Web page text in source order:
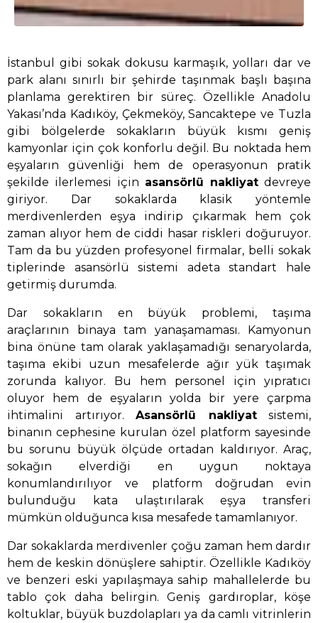
İstanbul gibi sokak dokusu karmaşık, yolları dar ve
park alanı sınırlı bir şehirde taşınmak başlı başına
planlama gerektiren bir süreç. Özellikle Anadolu
Yakası’nda Kadıköy, Çekmeköy, Sancaktepe ve Tuzla
gibi bölgelerde sokakların büyük kısmı geniş
kamyonlar için çok konforlu değil. Bu noktada hem
eşyaların güvenliği hem de operasyonun pratik
şekilde ilerlemesi için asansörlü nakliyat devreye
giriyor. Dar sokaklarda klasik yöntemle
merdivenlerden eşya indirip çıkarmak hem çok
zaman alıyor hem de ciddi hasar riskleri doğuruyor.
Tam da bu yüzden profesyonel firmalar, belli sokak
tiplerinde asansörlü sistemi adeta standart hale
getirmiş durumda.
Dar sokakların en büyük problemi, taşıma
araçlarının binaya tam yanaşamaması. Kamyonun
bina önüne tam olarak yaklaşamadığı senaryolarda,
taşıma ekibi uzun mesafelerde ağır yük taşımak
zorunda kalıyor. Bu hem personel için yıpratıcı
oluyor hem de eşyaların yolda bir yere çarpma
ihtimalini artırıyor. Asansörlü nakliyatsistemi,
binanın cephesine kurulan özel platform sayesinde
bu sorunu büyük ölçüde ortadan kaldırıyor. Araç,
sokağın elverdiği en uygun noktaya
konumlandırılıyor ve platform doğrudan evin
bulunduğu kata ulaştırılarak eşya transferi
mümkün olduğunca kısa mesafede tamamlanıyor.
Dar sokaklarda merdivenler çoğu zaman hem dardır
hem de keskin dönüşlere sahiptir. Özellikle Kadıköy
ve benzeri eski yapılaşmaya sahip mahallelerde bu
tablo çok daha belirgin. Geniş gardıroplar, köşe
koltuklar, büyük buzdolapları ya da camlı vitrinlerin